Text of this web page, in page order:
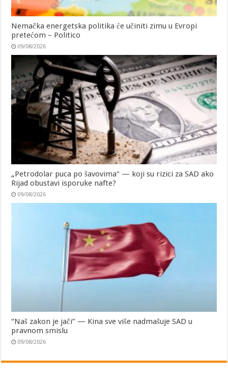
Nemačka energetska politika će učiniti zimu u Evropi
pretećom – Politico
09/08/2026
„Petrodolar puca po šavovima“ — koji su rizici za SAD ako
Rijad obustavi isporuke nafte?
09/08/2026
“Naš zakon je jači” — Kina sve više nadmašuje SAD u
pravnom smislu
09/08/2026